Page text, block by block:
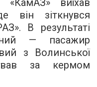
він зіткнувся
В результаті
— пасажир
з Волинської
за кермом